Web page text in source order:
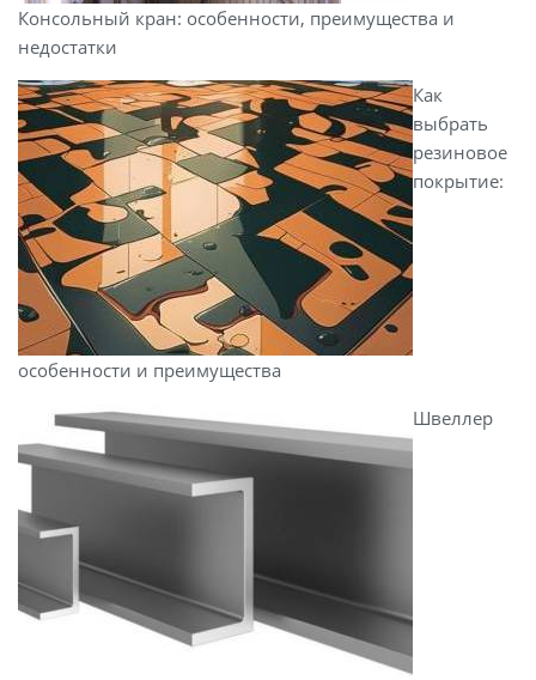
Консольный кран: особенности, преимущества и
недостатки
Как
выбрать
резиновое
покрытие:
особенности и преимущества
Швеллер